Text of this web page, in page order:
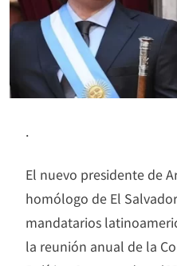
.
El nuevo presidente de
homólogo de El
mandatarios
la reunión anual de la